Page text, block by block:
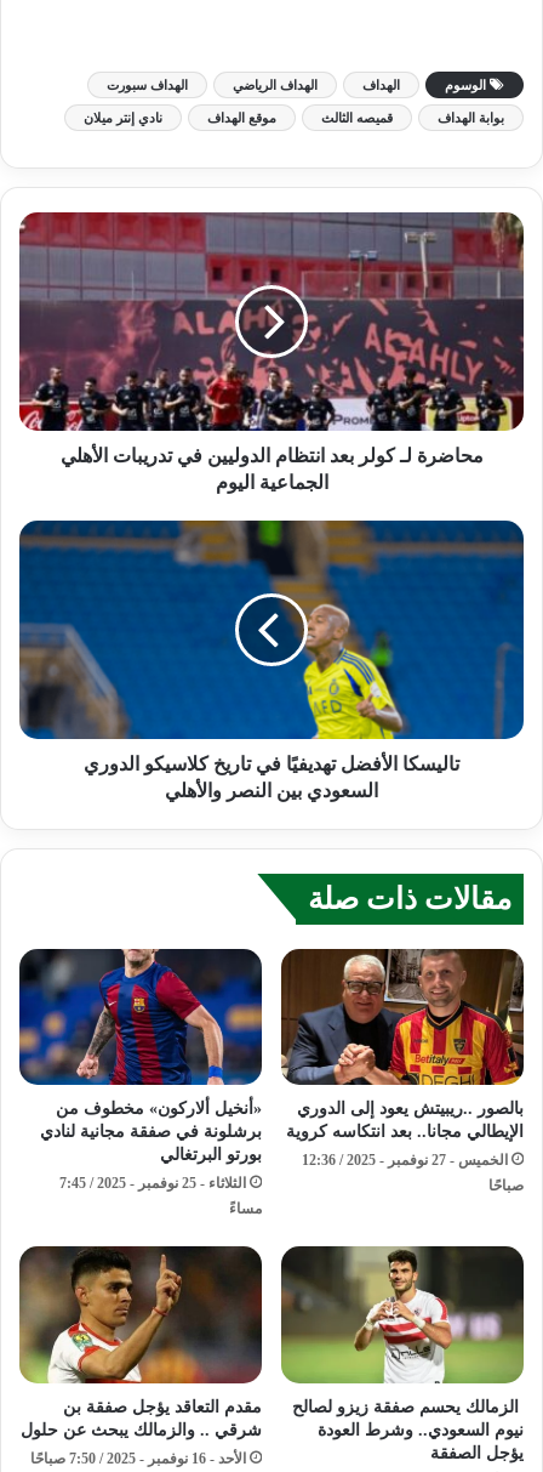
الوسوم الهداف الهداف الرياضي الهداف سبورت
بوابة الهداف قميصه الثالث موقع الهداف نادي إنتر ميلان
محاضرة لـ كولر بعد انتظام الدوليين في تدريبات الأهلي
الجماعية اليوم
تاليسكا الأفضل تهديفيًا في تاريخ كلاسيكو الدوري
السعودي بين النصر والأهلي
مقالات ذات صلة
بالصور ..ريبيتش يعود إلى الدوري
الإيطالي مجانا.. بعد انتكاسه كروية
الخميس - 27 نوفمبر - 2025 / 12:36
صباحًا
«أنخيل ألاركون» مخطوف من
برشلونة في صفقة مجانية لنادي
بورتو البرتغالي
الثلاثاء - 25 نوفمبر - 2025 / 7:45
مساءً
الزمالك يحسم صفقة زيزو لصالح
نيوم السعودي.. وشرط العودة
يؤجل الصفقة
مقدم التعاقد يؤجل صفقة بن
شرقي .. والزمالك يبحث عن حلول
الأحد - 16 نوفمبر - 2025 / 7:50 صباحًا